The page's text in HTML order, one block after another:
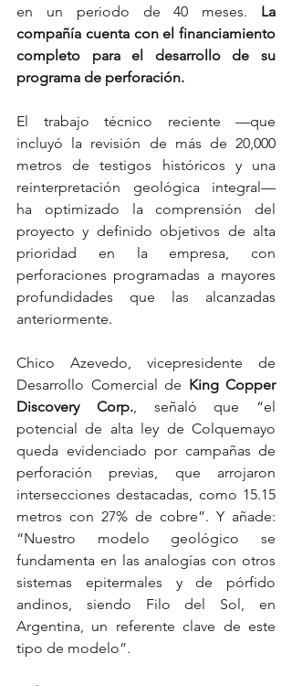
en un periodo de 40 meses. La
compañía cuenta con el financiamiento
completo para el desarrollo de su
programa de perforación.
El trabajo técnico reciente —que
incluyó la revisión de más de 20,000
metros de testigos históricos y una
reinterpretación geológica integral—
ha optimizado la comprensión del
proyecto y definido objetivos de alta
prioridad en la empresa, con
perforaciones programadas a mayores
profundidades que las alcanzadas
anteriormente.
Chico Azevedo, vicepresidente de
Desarrollo Comercial de King Copper
Discovery Corp., señaló que “el
potencial de alta ley de Colquemayo
queda evidenciado por campañas de
perforación previas, que arrojaron
intersecciones destacadas, como 15.15
metros con 27% de cobre”. Y añade:
“Nuestro modelo geológico se
fundamenta en las analogías con otros
sistemas epitermales y de pórfido
andinos, siendo Filo del Sol, en
Argentina, un referente clave de este
tipo de modelo”.